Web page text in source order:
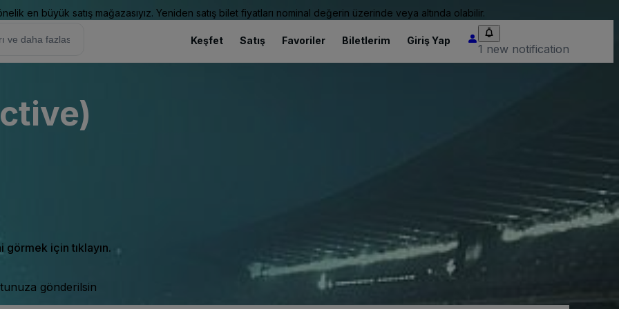
en büyük satış mağazasıyız. Yeniden satış bilet fiyatları nominal değerin üzerinde veya altında olabilir.
Keşfet Satış Favoriler Biletlerim Giriş Yap
1 new notification
için tıklayın.
gönderilsin